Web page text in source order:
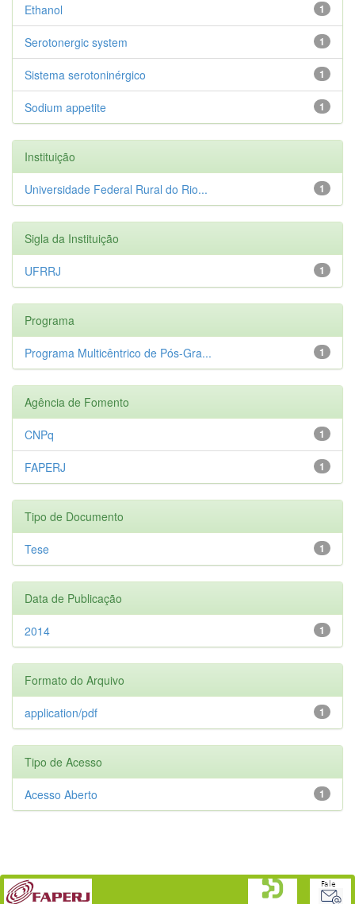
1
Ethanol
1
Serotonergic system
1
Sistema serotoninérgico
1
Sodium appetite
Instituição
1
Universidade Federal Rural do Rio...
Sigla da Instituição
1
UFRRJ
Programa
1
Programa Multicêntrico de Pós-Gra...
Agência de Fomento
1
CNPq
1
FAPERJ
Tipo de Documento
1
Tese
Data de Publicação
1
2014
Formato do Arquivo
1
application/pdf
Tipo de Acesso
1
Acesso Aberto